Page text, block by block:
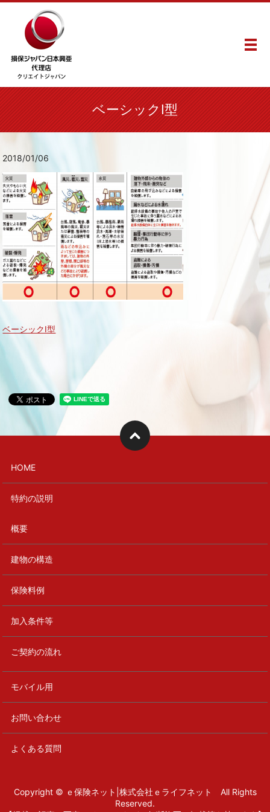
メ
ベーシックⅠ型
2018/01/06
ベーシックⅠ型
HOME
特約の説明
概要
建物の構造
保険料例
加入条件等
ご契約の流れ
モバイル用
お問い合わせ
よくある質問
Copyright © ｅ保険ネット|株式会社ｅライフネット All Rights
Reserved.